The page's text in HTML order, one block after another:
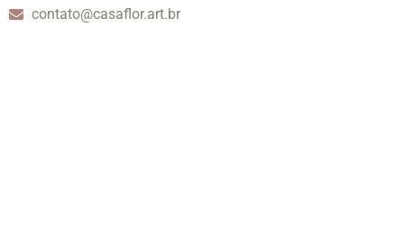
contato@casaflor.art.br